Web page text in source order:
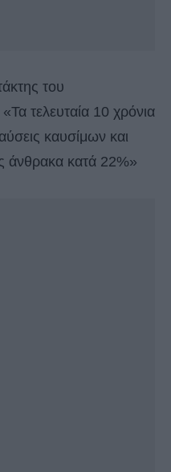
του
τελευταία 10 χρόνια
καυσίμων και
άνθρακα κατά 22%»